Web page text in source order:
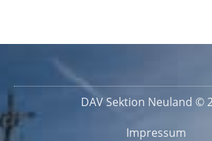
DAV Sektion Neuland ©
Impressum